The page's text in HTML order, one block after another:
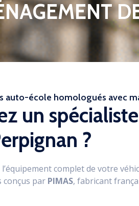
auto-école homologués avec
un
?
complet de votre
conçus par PIMAS, fabricant